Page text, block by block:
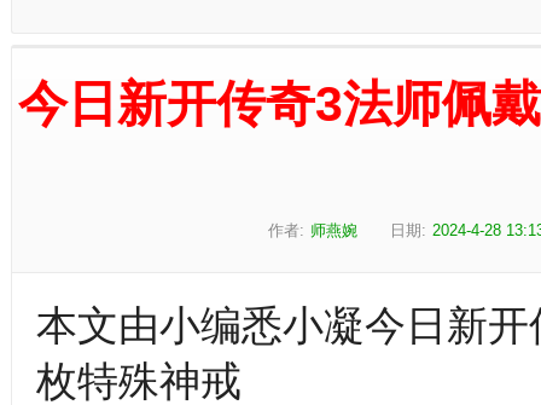
今日新开传奇3法师佩
作者: 师燕婉 日期: 2024-4-28
本文由小编悉小凝今日新
枚特殊神戒